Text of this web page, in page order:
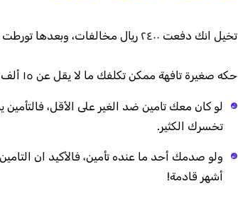
تخيل انك دفعت ٢٤٠٠ ريال مخالفات، وبعدها تورطت في حادث..
حكه صغيرة تافهة ممكن تكلفك ما لا يقل عن ١٥ ألف ريال— ما بالك لو صدمت سيارة جديدة أو «مرسيدس»؟!
لو كان معك تامين ضد الغير على الأقل،
تخسرك الكثير.
ولو صدمك أحد ما عنده تأمين، فالأكيد ان
أشهر قادمة!